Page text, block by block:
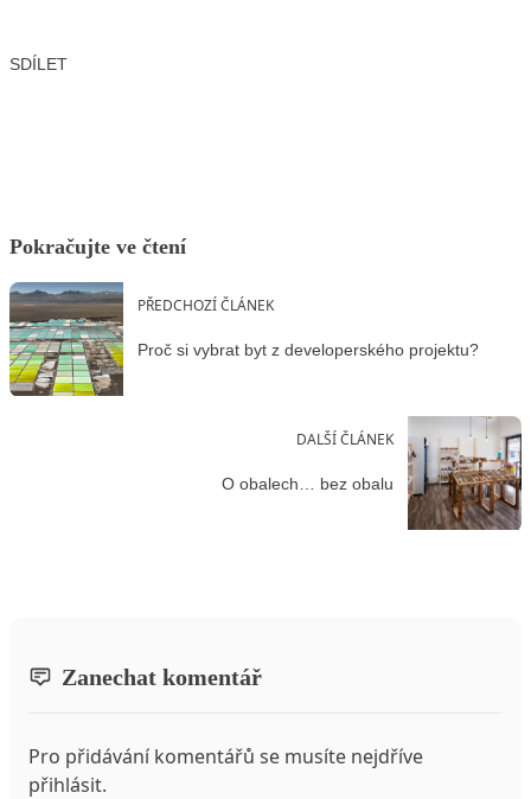
SDÍLET
Pokračujte ve čtení
PŘEDCHOZÍ ČLÁNEK
Proč si vybrat byt z developerského projektu?
DALŠÍ ČLÁNEK
O obalech… bez obalu
Zanechat komentář
Pro přidávání komentářů se musíte nejdříve
přihlásit.